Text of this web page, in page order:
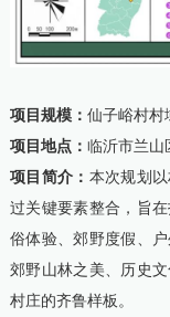
项目规模： 仙子峪村村
项目地点： 临沂市兰山
项目简介： 本次规划
过关键要素整合，旨
俗体验、郊野度假、
郊野山林之美、历史
村庄的齐鲁样板。